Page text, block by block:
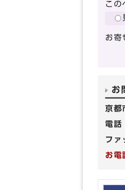
この
お寄
お
京
電話
ファ
お電